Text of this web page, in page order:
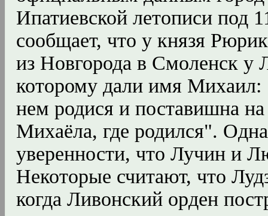
Ипатиевской летописи под
сообщает, что у князя
из Новгорода в Смоленск у
которому дали имя
нем родися и поставишна
Михаёла, где родился".
уверенности, что Лучин и
Некоторые считают, что
когда Ливонский орден